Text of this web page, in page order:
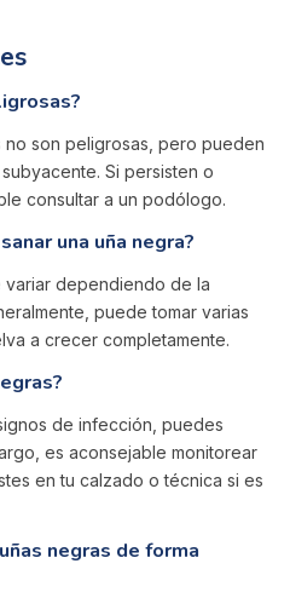
no son peligrosas, pero pueden
Si persisten o
consultar a un podólogo.
una uña negra?
variar dependiendo de la
puede tomar varias
a crecer completamente.
de infección, puedes
es aconsejable monitorear
en tu calzado o técnica si es
negras de forma